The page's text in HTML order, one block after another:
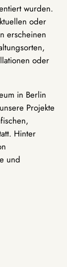
wurden.
oder
erscheinen
oder
in Berlin
Projekte
Hinter
und